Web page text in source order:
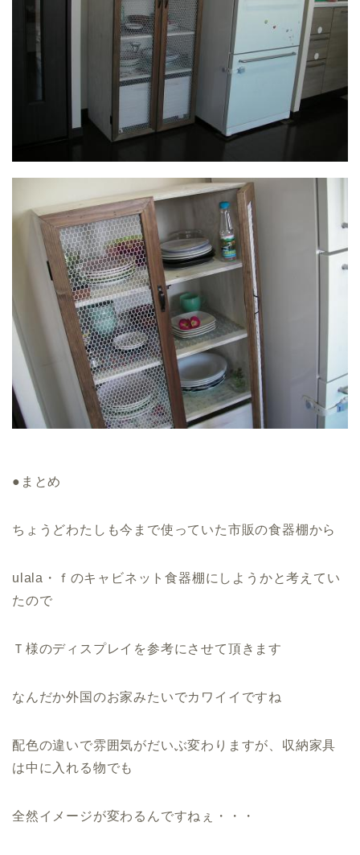
●まとめ
ちょうどわたしも今まで使っていた市販の食器棚から
ulala・ｆのキャビネット食器棚にしようかと考えてい
たので
Ｔ様のディスプレイを参考にさせて頂きます
なんだか外国のお家みたいでカワイイですね
配色の違いで雰囲気がだいぶ変わりますが、収納家具
は中に入れる物でも
全然イメージが変わるんですねぇ・・・